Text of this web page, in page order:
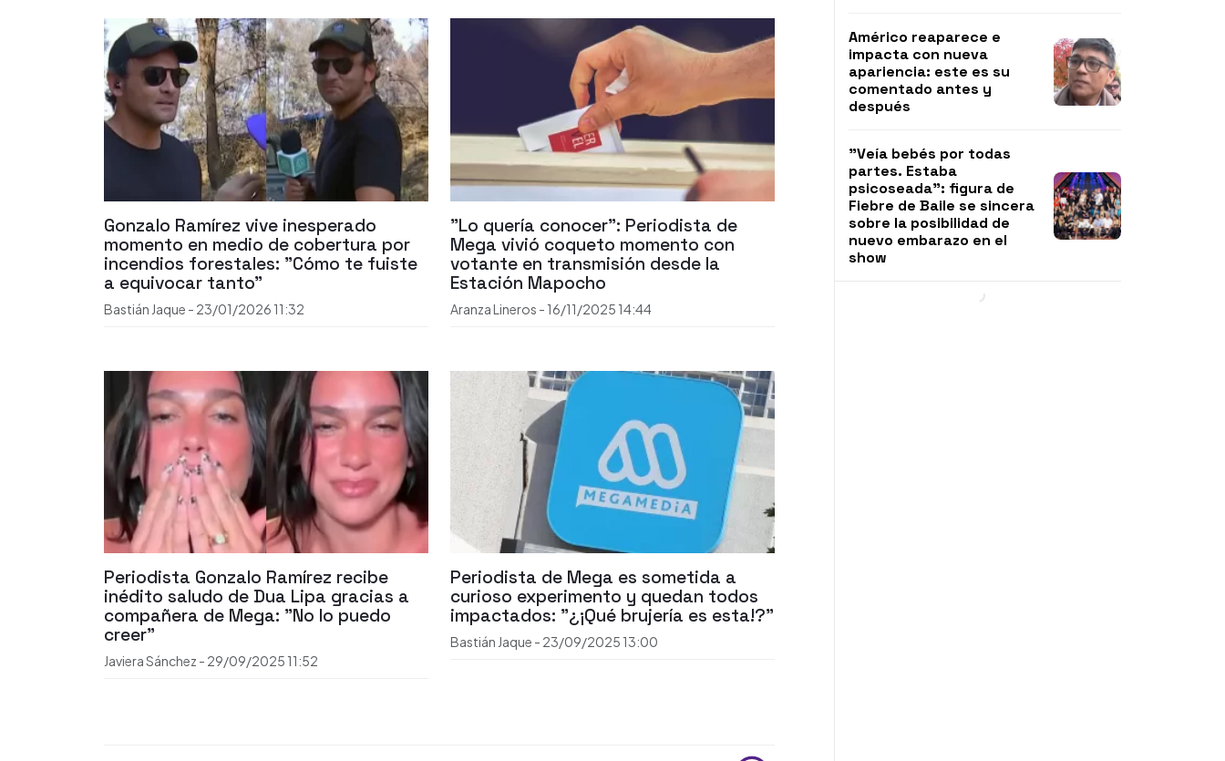
Gonzalo Ramírez vive inesperado
momento en medio de cobertura por
incendios forestales: "Cómo te fuiste
a equivocar tanto"
Bastián Jaque - 23/01/2026 11:32
"Lo quería conocer": Periodista de
Mega vivió coqueto momento con
votante en transmisión desde la
Estación Mapocho
Aranza Lineros - 16/11/2025 14:44
Periodista Gonzalo Ramírez recibe
inédito saludo de Dua Lipa gracias a
compañera de Mega: "No lo puedo
creer"
Javiera Sánchez - 29/09/2025 11:52
Periodista de Mega es sometida a
curioso experimento y quedan todos
impactados: "¿¡Qué brujería es esta!?"
Bastián Jaque - 23/09/2025 13:00
Américo reaparece e
impacta con nueva
apariencia: este es su
comentado antes y
después
"Veía bebés por todas
partes. Estaba
psicoseada": figura de
Fiebre de Baile se sincera
sobre la posibilidad de
nuevo embarazo en el
show